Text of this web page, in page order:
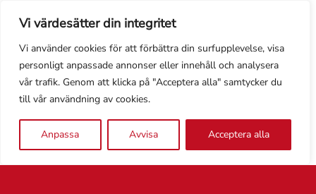
Vi värdesätter din integritet
Vi använder cookies för att förbättra din surfupplevelse, visa
personligt anpassade annonser eller innehåll och analysera
vår trafik. Genom att klicka på "Acceptera alla" samtycker du
till vår användning av cookies.
Anpassa Avvisa Acceptera alla
förtroendet vi får från MYH, säger Malin
BYS.
Varje utbildning som en yrkeshögskola
ansökerom att få driva granskas av
Myndigheten för Yrkeshögskolan för att